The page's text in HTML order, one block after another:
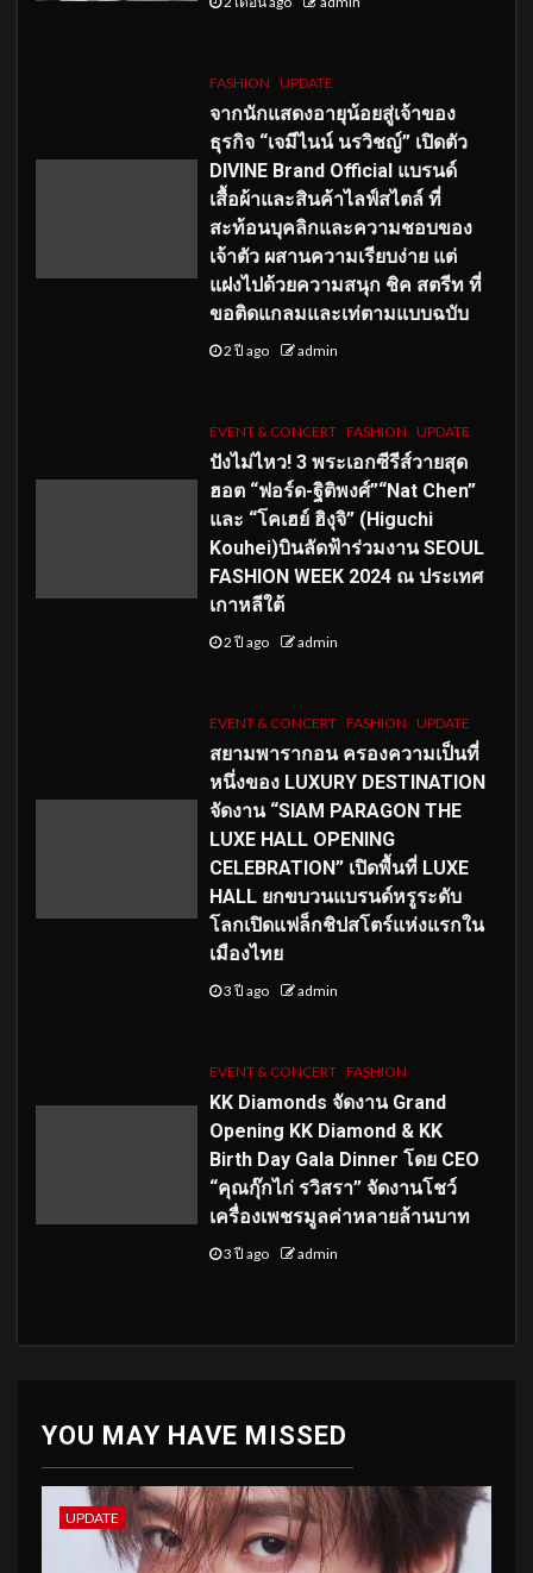
FASHION UPDATE
จากนักแสดงอายุน้อยสู่เจ้าของ
ธุรกิจ “เจมีไนน์ นรวิชญ์” เปิดตัว
DIVINE Brand Official แบรนด์
เสื้อผ้าและสินค้าไลฟ์สไตล์ ที่
สะท้อนบุคลิกและความชอบของ
เจ้าตัว ผสานความเรียบง่าย แต่
แฝงไปด้วยความสนุก ชิค สตรีท ที่
ขอติดแกลมและเท่ตามแบบฉบับ
2 ปี ago admin
EVENT & CONCERT FASHION UPDATE
ปังไม่ไหว! 3 พระเอกซีรีส์วายสุด
ฮอต “ฟอร์ด-ฐิติพงศ์”“Nat Chen”
และ “โคเฮย์ ฮิงุจิ” (Higuchi
Kouhei)บินลัดฟ้าร่วมงาน SEOUL
FASHION WEEK 2024 ณ ประเทศ
เกาหลีใต้
2 ปี ago admin
EVENT & CONCERT FASHION UPDATE
สยามพารากอน ครองความเป็นที่
หนึ่งของ LUXURY DESTINATION
จัดงาน “SIAM PARAGON THE
LUXE HALL OPENING
CELEBRATION” เปิดพื้นที่ LUXE
HALL ยกขบวนแบรนด์หรูระดับ
โลกเปิดแฟล็กชิปสโตร์แห่งแรกใน
เมืองไทย
3 ปี ago admin
EVENT & CONCERT FASHION
KK Diamonds จัดงาน Grand
Opening KK Diamond & KK
Birth Day Gala Dinner โดย CEO
“คุณกุ๊กไก่ รวิสรา” จัดงานโชว์
เครื่องเพชรมูลค่าหลายล้านบาท
3 ปี ago admin
YOU MAY HAVE MISSED
UPDATE